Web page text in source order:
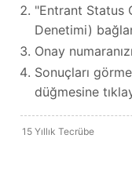
"Entrant Status
Denetimi)
Onay
Sonuçları
düğmesine
15 Yıllık Tecrübe